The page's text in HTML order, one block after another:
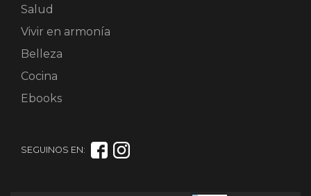
Salud
Vivir en armonía
Belleza
Cocina
Ebooks
SEGUINOS EN: